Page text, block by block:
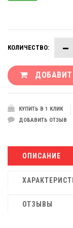
КОЛИЧЕСТВО:
КУПИТЬ В 1 КЛИК
ДОБАВИТЬ ОТЗЫВ
ОПИСАНИЕ
ОТЗЫВЫ